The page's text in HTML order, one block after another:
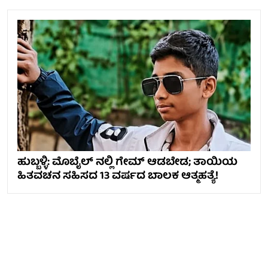
ಹುಬ್ಬಳ್ಳಿ: ಮೊಬೈಲ್ ನಲ್ಲಿ ಗೇಮ್ ಆಡಬೇಡ; ತಾಯಿಯ
ಹಿತವಚನ ಸಹಿಸದ 13 ವರ್ಷದ ಬಾಲಕ ಆತ್ಮಹತ್ಯೆ!